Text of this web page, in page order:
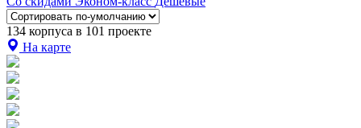
134 корпуса в 101 проекте
На карте